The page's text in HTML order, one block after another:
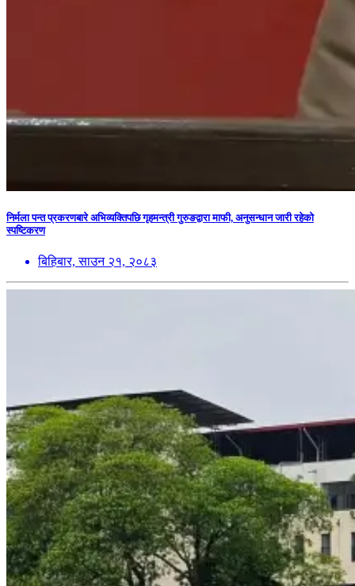
निर्मला पन्त प्रकरणबारे अभिव्यक्तिपछि गृहमन्त्री गुरुङद्वारा माफी, अनुसन्धान जारी रहेको
स्पष्टिकरण
बिहिबार, साउन २१, २०८३